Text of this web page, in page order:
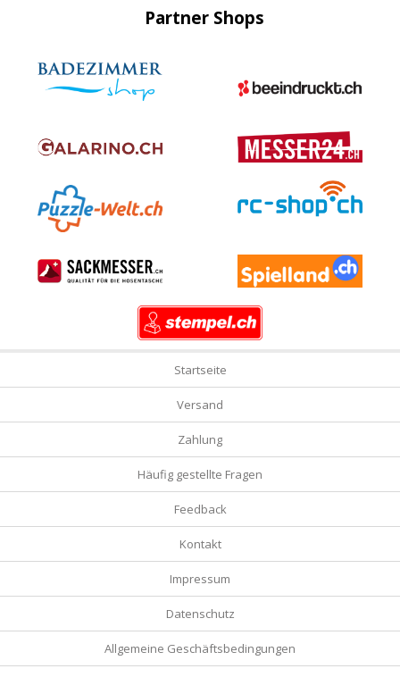
Partner Shops
Startseite
Versand
Zahlung
Häufig gestellte Fragen
Feedback
Kontakt
Impressum
Datenschutz
Allgemeine Geschäftsbedingungen